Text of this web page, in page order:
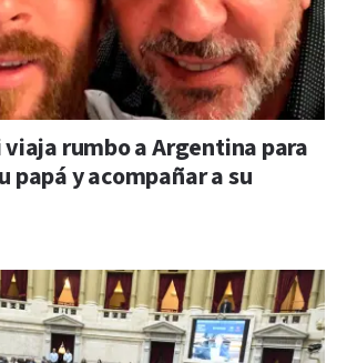
viaja rumbo a Argentina para
papá y acompañar a su